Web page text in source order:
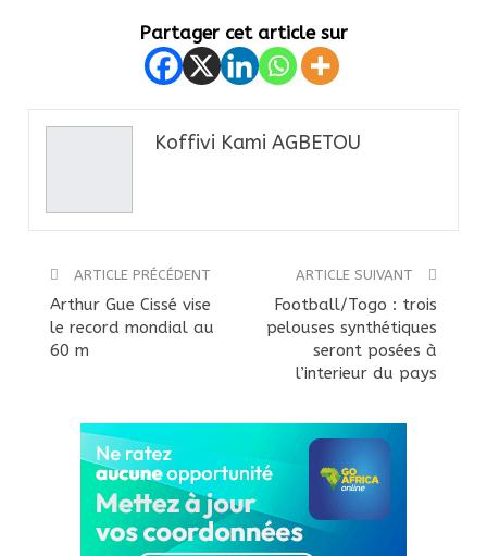
Partager cet article sur
Koffivi Kami AGBETOU
ARTICLE PRÉCÉDENT
Arthur Gue Cissé vise
le record mondial au
60 m
ARTICLE SUIVANT
Football/Togo : trois
pelouses synthétiques
seront posées à
l’interieur du pays